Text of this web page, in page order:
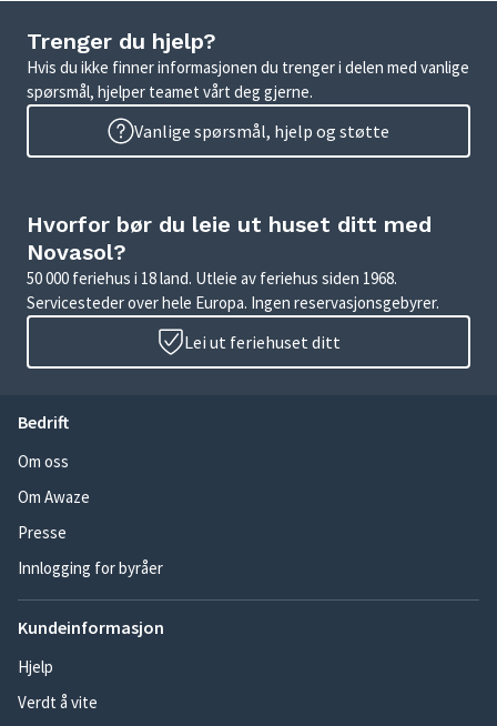
Trenger du hjelp?
Hvis du ikke finner informasjonen du trenger i delen med vanlige
spørsmål, hjelper teamet vårt deg gjerne.
Vanlige spørsmål, hjelp og støtte
Hvorfor bør du leie ut huset ditt med
Novasol?
50 000 feriehus i 18 land. Utleie av feriehus siden 1968.
Servicesteder over hele Europa. Ingen reservasjonsgebyrer.
Lei ut feriehuset ditt
Bedrift
Om oss
Om Awaze
Presse
Innlogging for byråer
Kundeinformasjon
Hjelp
Verdt å vite